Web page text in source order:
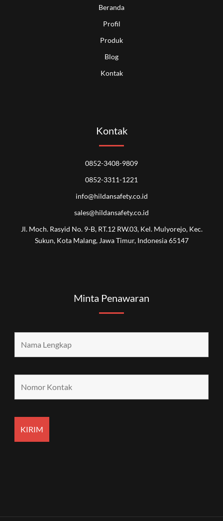
Beranda
Profil
Produk
Blog
Kontak
Kontak
0852-3408-9809
0852-3311-1221
info@hildansafety.co.id
sales@hildansafety.co.id
Jl. Moch. Rasyid No. 9-B, RT.12 RW.03, Kel. Mulyorejo, Kec.
Sukun, Kota Malang, Jawa Timur, Indonesia 65147
Minta Penawaran